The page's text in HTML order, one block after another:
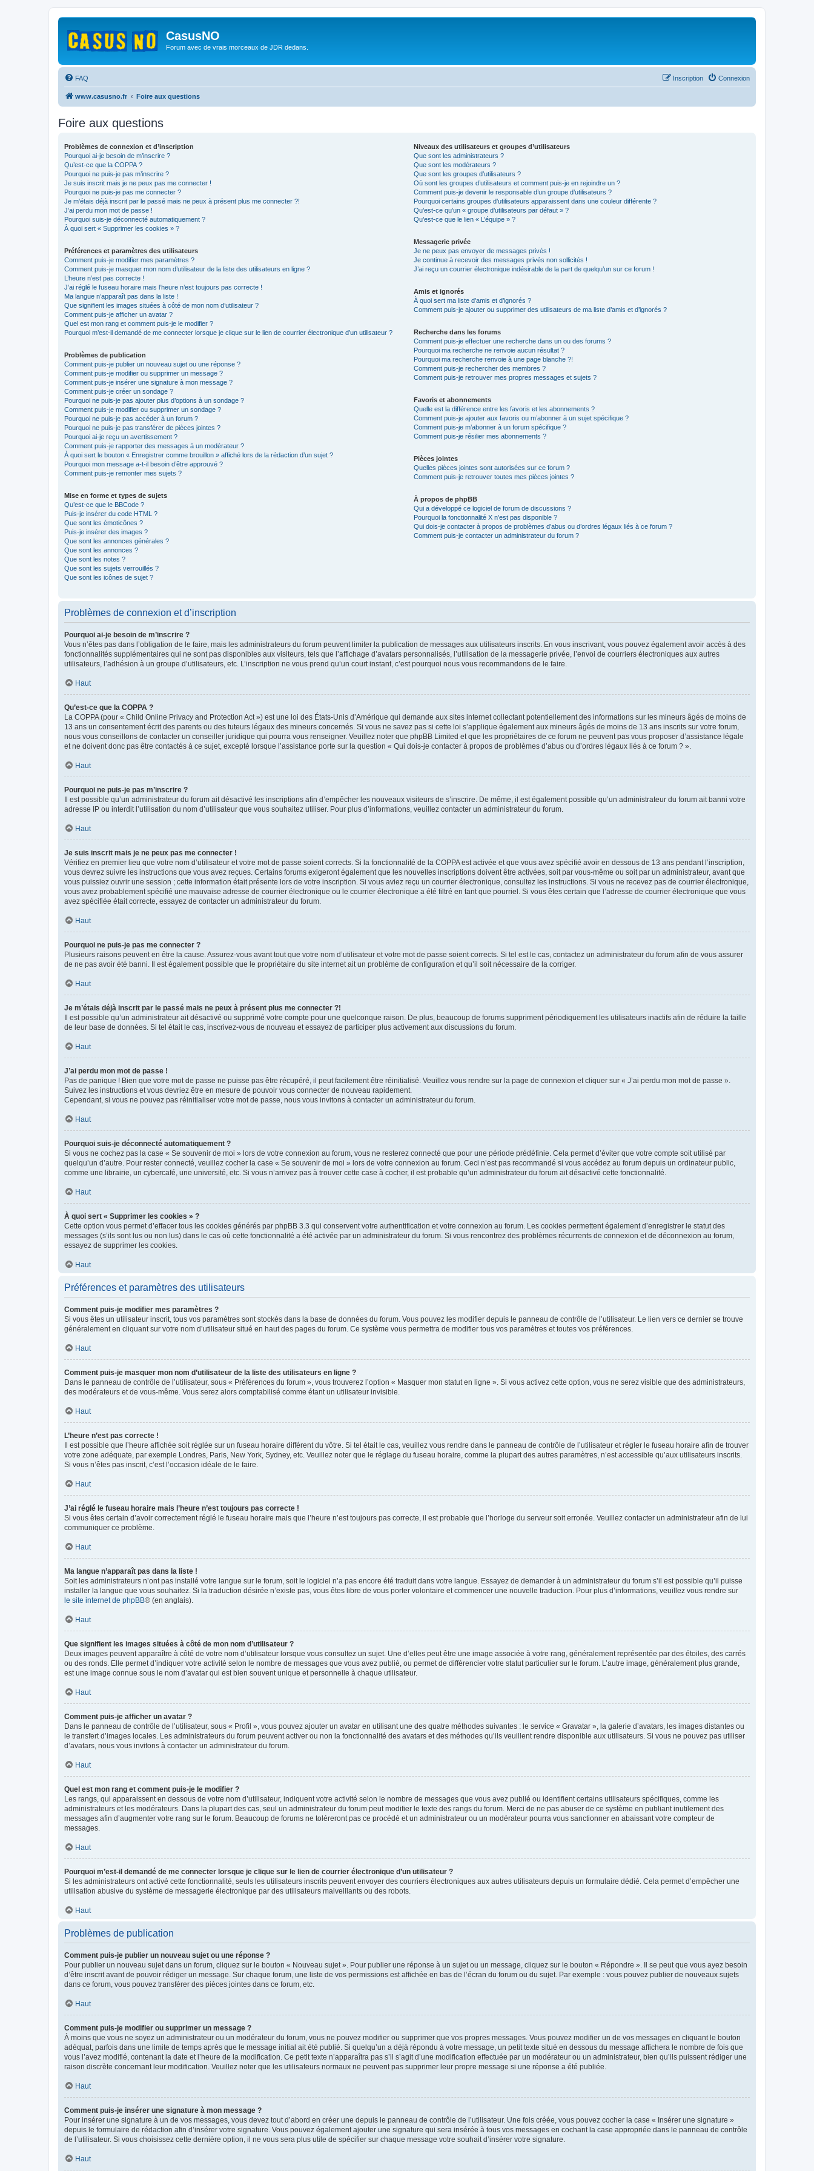
CasusNO
Forum avec de vrais morceaux de JDR dedans.
FAQ Connexion
Inscription
www.casusno.fr Foire aux questions
Foire aux questions
Problèmes de connexion et d’inscription
Pourquoi ai-je besoin de m’inscrire ?
Qu’est-ce que la COPPA ?
Pourquoi ne puis-je pas m’inscrire ?
Je suis inscrit mais je ne peux pas me connecter !
Pourquoi ne puis-je pas me connecter ?
Je m’étais déjà inscrit par le passé mais ne peux à présent plus me connecter ?!
J’ai perdu mon mot de passe !
Pourquoi suis-je déconnecté automatiquement ?
À quoi sert « Supprimer les cookies » ?
Préférences et paramètres des utilisateurs
Comment puis-je modifier mes paramètres ?
Comment puis-je masquer mon nom d’utilisateur de la liste des utilisateurs en ligne ?
L’heure n’est pas correcte !
J’ai réglé le fuseau horaire mais l’heure n’est toujours pas correcte !
Ma langue n’apparaît pas dans la liste !
Que signifient les images situées à côté de mon nom d’utilisateur ?
Comment puis-je afficher un avatar ?
Quel est mon rang et comment puis-je le modifier ?
Pourquoi m’est-il demandé de me connecter lorsque je clique sur le lien de courrier électronique d’un utilisateur ?
Problèmes de publication
Comment puis-je publier un nouveau sujet ou une réponse ?
Comment puis-je modifier ou supprimer un message ?
Comment puis-je insérer une signature à mon message ?
Comment puis-je créer un sondage ?
Pourquoi ne puis-je pas ajouter plus d’options à un sondage ?
Comment puis-je modifier ou supprimer un sondage ?
Pourquoi ne puis-je pas accéder à un forum ?
Pourquoi ne puis-je pas transférer de pièces jointes ?
Pourquoi ai-je reçu un avertissement ?
Comment puis-je rapporter des messages à un modérateur ?
À quoi sert le bouton « Enregistrer comme brouillon » affiché lors de la rédaction d’un sujet ?
Pourquoi mon message a-t-il besoin d’être approuvé ?
Comment puis-je remonter mes sujets ?
Mise en forme et types de sujets
Qu’est-ce que le BBCode ?
Puis-je insérer du code HTML ?
Que sont les émoticônes ?
Puis-je insérer des images ?
Que sont les annonces générales ?
Que sont les annonces ?
Que sont les notes ?
Que sont les sujets verrouillés ?
Que sont les icônes de sujet ?
Niveaux des utilisateurs et groupes d’utilisateurs
Que sont les administrateurs ?
Que sont les modérateurs ?
Que sont les groupes d’utilisateurs ?
Où sont les groupes d’utilisateurs et comment puis-je en rejoindre un ?
Comment puis-je devenir le responsable d’un groupe d’utilisateurs ?
Pourquoi certains groupes d’utilisateurs apparaissent dans une couleur différente ?
Qu’est-ce qu’un « groupe d’utilisateurs par défaut » ?
Qu’est-ce que le lien « L’équipe » ?
Messagerie privée
Je ne peux pas envoyer de messages privés !
Je continue à recevoir des messages privés non sollicités !
J’ai reçu un courrier électronique indésirable de la part de quelqu’un sur ce forum !
Amis et ignorés
À quoi sert ma liste d’amis et d’ignorés ?
Comment puis-je ajouter ou supprimer des utilisateurs de ma liste d’amis et d’ignorés ?
Recherche dans les forums
Comment puis-je effectuer une recherche dans un ou des forums ?
Pourquoi ma recherche ne renvoie aucun résultat ?
Pourquoi ma recherche renvoie à une page blanche ?!
Comment puis-je rechercher des membres ?
Comment puis-je retrouver mes propres messages et sujets ?
Favoris et abonnements
Quelle est la différence entre les favoris et les abonnements ?
Comment puis-je ajouter aux favoris ou m’abonner à un sujet spécifique ?
Comment puis-je m’abonner à un forum spécifique ?
Comment puis-je résilier mes abonnements ?
Pièces jointes
Quelles pièces jointes sont autorisées sur ce forum ?
Comment puis-je retrouver toutes mes pièces jointes ?
À propos de phpBB
Qui a développé ce logiciel de forum de discussions ?
Pourquoi la fonctionnalité X n’est pas disponible ?
Qui dois-je contacter à propos de problèmes d’abus ou d’ordres légaux liés à ce forum ?
Comment puis-je contacter un administrateur du forum ?
Problèmes de connexion et d’inscription
Pourquoi ai-je besoin de m’inscrire ?
Vous n’êtes pas dans l’obligation de le faire, mais les administrateurs du forum peuvent limiter la publication de messages aux utilisateurs inscrits. En vous inscrivant, vous pouvez également avoir accès à des
fonctionnalités supplémentaires qui ne sont pas disponibles aux visiteurs, tels que l’affichage d’avatars personnalisés, l’utilisation de la messagerie privée, l’envoi de courriers électroniques aux autres
utilisateurs, l’adhésion à un groupe d’utilisateurs, etc. L’inscription ne vous prend qu’un court instant, c’est pourquoi nous vous recommandons de le faire.
Haut
Qu’est-ce que la COPPA ?
La COPPA (pour « Child Online Privacy and Protection Act ») est une loi des États-Unis d’Amérique qui demande aux sites internet collectant potentiellement des informations sur les mineurs âgés de moins de
13 ans un consentement écrit des parents ou des tuteurs légaux des mineurs concernés. Si vous ne savez pas si cette loi s’applique également aux mineurs âgés de moins de 13 ans inscrits sur votre forum,
nous vous conseillons de contacter un conseiller juridique qui pourra vous renseigner. Veuillez noter que phpBB Limited et que les propriétaires de ce forum ne peuvent pas vous proposer d’assistance légale
et ne doivent donc pas être contactés à ce sujet, excepté lorsque l’assistance porte sur la question « Qui dois-je contacter à propos de problèmes d’abus ou d’ordres légaux liés à ce forum ? ».
Haut
Pourquoi ne puis-je pas m’inscrire ?
Il est possible qu’un administrateur du forum ait désactivé les inscriptions afin d’empêcher les nouveaux visiteurs de s’inscrire. De même, il est également possible qu’un administrateur du forum ait banni votre
adresse IP ou interdit l’utilisation du nom d’utilisateur que vous souhaitez utiliser. Pour plus d’informations, veuillez contacter un administrateur du forum.
Haut
Je suis inscrit mais je ne peux pas me connecter !
Vérifiez en premier lieu que votre nom d’utilisateur et votre mot de passe soient corrects. Si la fonctionnalité de la COPPA est activée et que vous avez spécifié avoir en dessous de 13 ans pendant l’inscription,
vous devrez suivre les instructions que vous avez reçues. Certains forums exigeront également que les nouvelles inscriptions doivent être activées, soit par vous-même ou soit par un administrateur, avant que
vous puissiez ouvrir une session ; cette information était présente lors de votre inscription. Si vous aviez reçu un courrier électronique, consultez les instructions. Si vous ne recevez pas de courrier électronique,
vous avez probablement spécifié une mauvaise adresse de courrier électronique ou le courrier électronique a été filtré en tant que pourriel. Si vous êtes certain que l’adresse de courrier électronique que vous
avez spécifiée était correcte, essayez de contacter un administrateur du forum.
Haut
Pourquoi ne puis-je pas me connecter ?
Plusieurs raisons peuvent en être la cause. Assurez-vous avant tout que votre nom d’utilisateur et votre mot de passe soient corrects. Si tel est le cas, contactez un administrateur du forum afin de vous assurer
de ne pas avoir été banni. Il est également possible que le propriétaire du site internet ait un problème de configuration et qu’il soit nécessaire de la corriger.
Haut
Je m’étais déjà inscrit par le passé mais ne peux à présent plus me connecter ?!
Il est possible qu’un administrateur ait désactivé ou supprimé votre compte pour une quelconque raison. De plus, beaucoup de forums suppriment périodiquement les utilisateurs inactifs afin de réduire la taille
de leur base de données. Si tel était le cas, inscrivez-vous de nouveau et essayez de participer plus activement aux discussions du forum.
Haut
J’ai perdu mon mot de passe !
Pas de panique ! Bien que votre mot de passe ne puisse pas être récupéré, il peut facilement être réinitialisé. Veuillez vous rendre sur la page de connexion et cliquer sur « J’ai perdu mon mot de passe ».
Suivez les instructions et vous devriez être en mesure de pouvoir vous connecter de nouveau rapidement.
Cependant, si vous ne pouvez pas réinitialiser votre mot de passe, nous vous invitons à contacter un administrateur du forum.
Haut
Pourquoi suis-je déconnecté automatiquement ?
Si vous ne cochez pas la case « Se souvenir de moi » lors de votre connexion au forum, vous ne resterez connecté que pour une période prédéfinie. Cela permet d’éviter que votre compte soit utilisé par
quelqu’un d’autre. Pour rester connecté, veuillez cocher la case « Se souvenir de moi » lors de votre connexion au forum. Ceci n’est pas recommandé si vous accédez au forum depuis un ordinateur public,
comme une librairie, un cybercafé, une université, etc. Si vous n’arrivez pas à trouver cette case à cocher, il est probable qu’un administrateur du forum ait désactivé cette fonctionnalité.
Haut
À quoi sert « Supprimer les cookies » ?
Cette option vous permet d’effacer tous les cookies générés par phpBB 3.3 qui conservent votre authentification et votre connexion au forum. Les cookies permettent également d’enregistrer le statut des
messages (s’ils sont lus ou non lus) dans le cas où cette fonctionnalité a été activée par un administrateur du forum. Si vous rencontrez des problèmes récurrents de connexion et de déconnexion au forum,
essayez de supprimer les cookies.
Haut
Préférences et paramètres des utilisateurs
Comment puis-je modifier mes paramètres ?
Si vous êtes un utilisateur inscrit, tous vos paramètres sont stockés dans la base de données du forum. Vous pouvez les modifier depuis le panneau de contrôle de l’utilisateur. Le lien vers ce dernier se trouve
généralement en cliquant sur votre nom d’utilisateur situé en haut des pages du forum. Ce système vous permettra de modifier tous vos paramètres et toutes vos préférences.
Haut
Comment puis-je masquer mon nom d’utilisateur de la liste des utilisateurs en ligne ?
Dans le panneau de contrôle de l’utilisateur, sous « Préférences du forum », vous trouverez l’option « Masquer mon statut en ligne ». Si vous activez cette option, vous ne serez visible que des administrateurs,
des modérateurs et de vous-même. Vous serez alors comptabilisé comme étant un utilisateur invisible.
Haut
L’heure n’est pas correcte !
Il est possible que l’heure affichée soit réglée sur un fuseau horaire différent du vôtre. Si tel était le cas, veuillez vous rendre dans le panneau de contrôle de l’utilisateur et régler le fuseau horaire afin de trouver
votre zone adéquate, par exemple Londres, Paris, New York, Sydney, etc. Veuillez noter que le réglage du fuseau horaire, comme la plupart des autres paramètres, n’est accessible qu’aux utilisateurs inscrits.
Si vous n’êtes pas inscrit, c’est l’occasion idéale de le faire.
Haut
J’ai réglé le fuseau horaire mais l’heure n’est toujours pas correcte !
Si vous êtes certain d’avoir correctement réglé le fuseau horaire mais que l’heure n’est toujours pas correcte, il est probable que l’horloge du serveur soit erronée. Veuillez contacter un administrateur afin de lui
communiquer ce problème.
Haut
Ma langue n’apparaît pas dans la liste !
Soit les administrateurs n’ont pas installé votre langue sur le forum, soit le logiciel n’a pas encore été traduit dans votre langue. Essayez de demander à un administrateur du forum s’il est possible qu’il puisse
installer la langue que vous souhaitez. Si la traduction désirée n’existe pas, vous êtes libre de vous porter volontaire et commencer une nouvelle traduction. Pour plus d’informations, veuillez vous rendre sur
le site internet de phpBB® (en anglais).
Haut
Que signifient les images situées à côté de mon nom d’utilisateur ?
Deux images peuvent apparaître à côté de votre nom d’utilisateur lorsque vous consultez un sujet. Une d’elles peut être une image associée à votre rang, généralement représentée par des étoiles, des carrés
ou des ronds. Elle permet d’indiquer votre activité selon le nombre de messages que vous avez publié, ou permet de différencier votre statut particulier sur le forum. L’autre image, généralement plus grande,
est une image connue sous le nom d’avatar qui est bien souvent unique et personnelle à chaque utilisateur.
Haut
Comment puis-je afficher un avatar ?
Dans le panneau de contrôle de l’utilisateur, sous « Profil », vous pouvez ajouter un avatar en utilisant une des quatre méthodes suivantes : le service « Gravatar », la galerie d’avatars, les images distantes ou
le transfert d’images locales. Les administrateurs du forum peuvent activer ou non la fonctionnalité des avatars et des méthodes qu’ils veuillent rendre disponible aux utilisateurs. Si vous ne pouvez pas utiliser
d’avatars, nous vous invitons à contacter un administrateur du forum.
Haut
Quel est mon rang et comment puis-je le modifier ?
Les rangs, qui apparaissent en dessous de votre nom d’utilisateur, indiquent votre activité selon le nombre de messages que vous avez publié ou identifient certains utilisateurs spécifiques, comme les
administrateurs et les modérateurs. Dans la plupart des cas, seul un administrateur du forum peut modifier le texte des rangs du forum. Merci de ne pas abuser de ce système en publiant inutilement des
messages afin d’augmenter votre rang sur le forum. Beaucoup de forums ne toléreront pas ce procédé et un administrateur ou un modérateur pourra vous sanctionner en abaissant votre compteur de
messages.
Haut
Pourquoi m’est-il demandé de me connecter lorsque je clique sur le lien de courrier électronique d’un utilisateur ?
Si les administrateurs ont activé cette fonctionnalité, seuls les utilisateurs inscrits peuvent envoyer des courriers électroniques aux autres utilisateurs depuis un formulaire dédié. Cela permet d’empêcher une
utilisation abusive du système de messagerie électronique par des utilisateurs malveillants ou des robots.
Haut
Problèmes de publication
Comment puis-je publier un nouveau sujet ou une réponse ?
Pour publier un nouveau sujet dans un forum, cliquez sur le bouton « Nouveau sujet ». Pour publier une réponse à un sujet ou un message, cliquez sur le bouton « Répondre ». Il se peut que vous ayez besoin
d’être inscrit avant de pouvoir rédiger un message. Sur chaque forum, une liste de vos permissions est affichée en bas de l’écran du forum ou du sujet. Par exemple : vous pouvez publier de nouveaux sujets
dans ce forum, vous pouvez transférer des pièces jointes dans ce forum, etc.
Haut
Comment puis-je modifier ou supprimer un message ?
À moins que vous ne soyez un administrateur ou un modérateur du forum, vous ne pouvez modifier ou supprimer que vos propres messages. Vous pouvez modifier un de vos messages en cliquant le bouton
adéquat, parfois dans une limite de temps après que le message initial ait été publié. Si quelqu’un a déjà répondu à votre message, un petit texte situé en dessous du message affichera le nombre de fois que
vous l’avez modifié, contenant la date et l’heure de la modification. Ce petit texte n’apparaîtra pas s’il s’agit d’une modification effectuée par un modérateur ou un administrateur, bien qu’ils puissent rédiger une
raison discrète concernant leur modification. Veuillez noter que les utilisateurs normaux ne peuvent pas supprimer leur propre message si une réponse a été publiée.
Haut
Comment puis-je insérer une signature à mon message ?
Pour insérer une signature à un de vos messages, vous devez tout d’abord en créer une depuis le panneau de contrôle de l’utilisateur. Une fois créée, vous pouvez cocher la case « Insérer une signature »
depuis le formulaire de rédaction afin d’insérer votre signature. Vous pouvez également ajouter une signature qui sera insérée à tous vos messages en cochant la case appropriée dans le panneau de contrôle
de l’utilisateur. Si vous choisissez cette dernière option, il ne vous sera plus utile de spécifier sur chaque message votre souhait d’insérer votre signature.
Haut